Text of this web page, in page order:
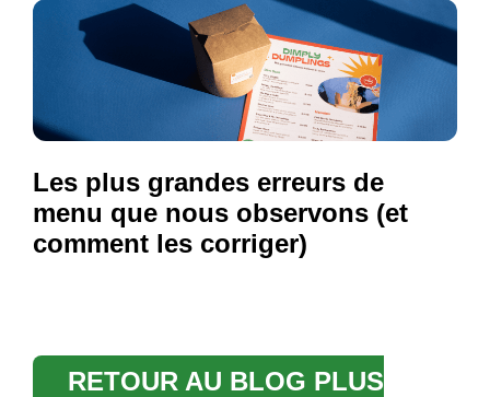
Les plus grandes erreurs de
menu que nous observons (et
comment les corriger)
RETOUR AU BLOG PLUS